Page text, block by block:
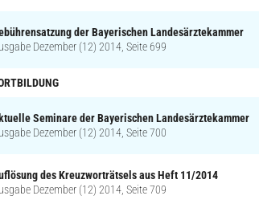
der Bayerischen Landesärztekammer
Dezember (12) 2014, Seite 699
Seminare der Bayerischen Landesärztekammer
Dezember (12) 2014, Seite 700
des Kreuzworträtsels aus Heft 11/2014
Dezember (12) 2014, Seite 709